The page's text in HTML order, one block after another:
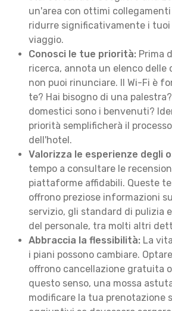
un'area con ottimi
ridurre significativamente i
viaggio.
Conosci le tue priorità: Prima
ricerca, annota un elenco delle
non puoi rinunciare. Il Wi-Fi è
te? Hai bisogno di una
domestici sono i benvenuti?
priorità semplificherà il
dell'hotel.
Valorizza le esperienze degli
tempo a consultare le
piattaforme affidabili. Queste
offrono preziose informazioni
servizio, gli standard di pulizia
del personale, tra molti altri
Abbraccia la flessibilità: La
i piani possono cambiare.
offrono cancellazione gratuita
questo senso, una mossa
modificare la tua prenotazione